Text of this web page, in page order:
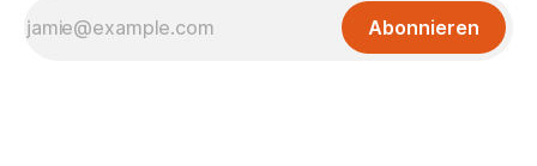
Abonnieren